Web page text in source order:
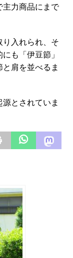
主力商品にまで
入れられ、そ
も「伊豆節」
肩を並べるま
とされていま